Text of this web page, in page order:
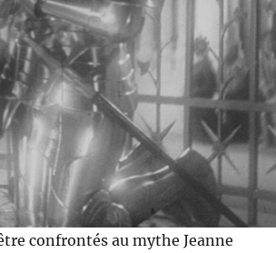
confrontés au mythe Jeanne